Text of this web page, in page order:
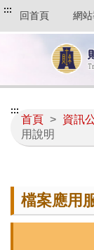
::: 回首頁 網
首頁 > 資訊
用說明
:::
檔案應用